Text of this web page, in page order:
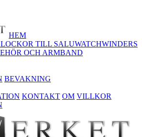
HEM
TILL SALUWATCHWINDERS
OCH ARMBAND
BEVAKNING
KONTAKT OM VILLKOR